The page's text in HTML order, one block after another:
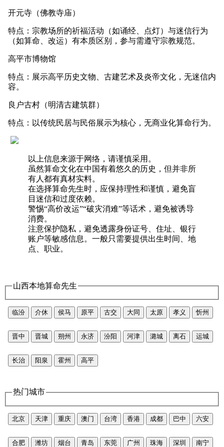
开元寺（佛教寺庙）
特点：宗教场所的祈福活动（如诵经、点灯）与迷信行为
（如算命、改运）有本质区别，参与需遵守宗教规范。
高平市博物馆
特点：展示高平历史文物、古建艺术及炎帝文化，无迷信内
容。
良户古村（明清古建筑群）
特点：以传统民居与民俗展示为核心，无商业化算命行为。
以上信息来源于网络，请谨慎采用。
虽然算命文化在中国有着悠久的历史，但并非所
有人都有真材实料。
在选择算命先生时，应保持理性和谨慎，避免盲
目迷信和过度依赖。
警惕“高价改运”“破灾消难”等话术，避免被诱导
消费。
注意保护隐私，避免透露身份证号、住址、银行
账户等敏感信息。一般只需要提供出生时间、地
点、职业。
山西本地算命先生
临汾 介休 侯马 原平 古交 大同 太原 孝义 忻州
晋中 晋城 朔州 永济 汾阳 河津 潞城 离石 运城
长治 阳泉 霍州 高平
热门城市
北京 天津 重庆 澳门 台湾 香港 成都 巴中 六安
合肥 潍坊 烟台 青岛 东莞 广州 珠海 深圳 南宁